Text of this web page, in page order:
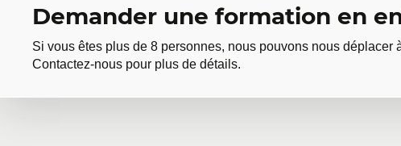
Demander une formation en
Si vous êtes plus de 8 personnes, nous pouvons nous
Contactez-nous pour plus de détails.